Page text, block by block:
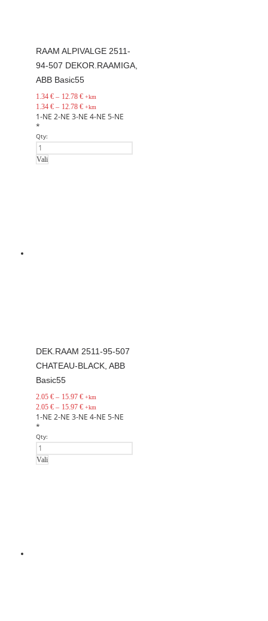
RAAM ALPIVALGE 2511-
94-507 DEKOR.RAAMIGA,
ABB Basic55
1.34€ – 12.78 € +km
1.34€ – 12.78 € +km
1-NE 2-NE 3-NE 4-NE 5-NE
*
Qty:
Vali
DEK.RAAM 2511-95-507
CHATEAU-BLACK, ABB
Basic55
2.05€ – 15.97 € +km
2.05€ – 15.97 € +km
1-NE 2-NE 3-NE 4-NE 5-NE
*
Qty:
Vali